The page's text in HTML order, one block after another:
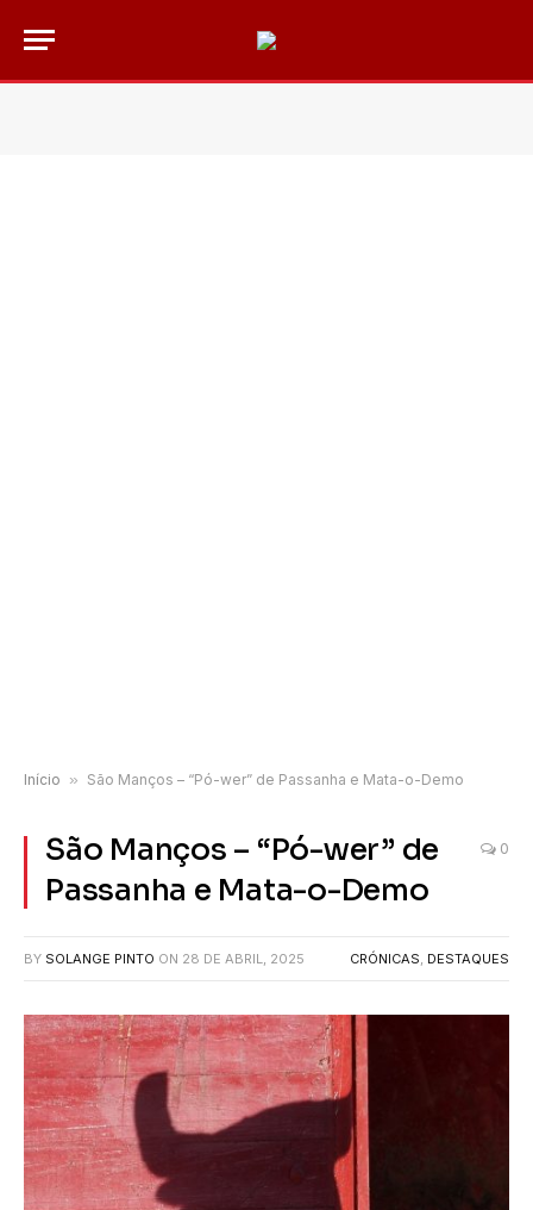
Início » São Manços – “Pó-wer” de Passanha e Mata-o-Demo
São Manços – “Pó-wer” de
Passanha e Mata-o-Demo
0
BY SOLANGE PINTO ON 28 DE ABRIL, 2025 CRÓNICAS, DESTAQUES